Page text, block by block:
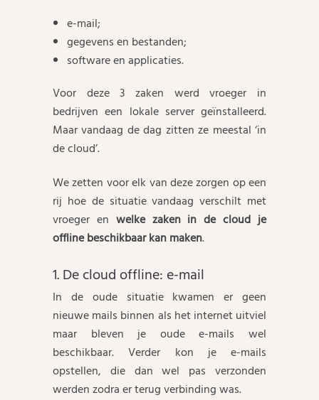
e-mail;
gegevens en bestanden;
software en applicaties.
Voor deze 3 zaken werd vroeger in
bedrijven een lokale server geïnstalleerd.
Maar vandaag de dag zitten ze meestal ‘in
de cloud’.
We zetten voor elk van deze zorgen op een
rij hoe de situatie vandaag verschilt met
vroeger en welke zaken in de cloud je
offline beschikbaar kan maken.
1. De cloud offline: e-mail
In de oude situatie kwamen er geen
nieuwe mails binnen als het internet uitviel
maar bleven je oude e-mails wel
beschikbaar. Verder kon je e-mails
opstellen, die dan wel pas verzonden
werden zodra er terug verbinding was.